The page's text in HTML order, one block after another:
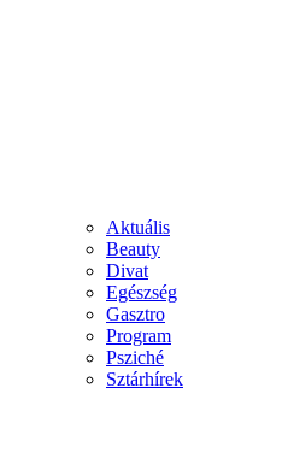
Aktuális
Beauty
Divat
Egészség
Gasztro
Program
Psziché
Sztárhírek